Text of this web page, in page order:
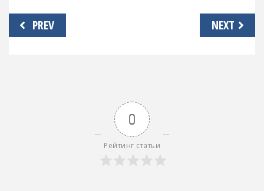
Навигация
по
PREV NEXT
0
Рейтинг статьи